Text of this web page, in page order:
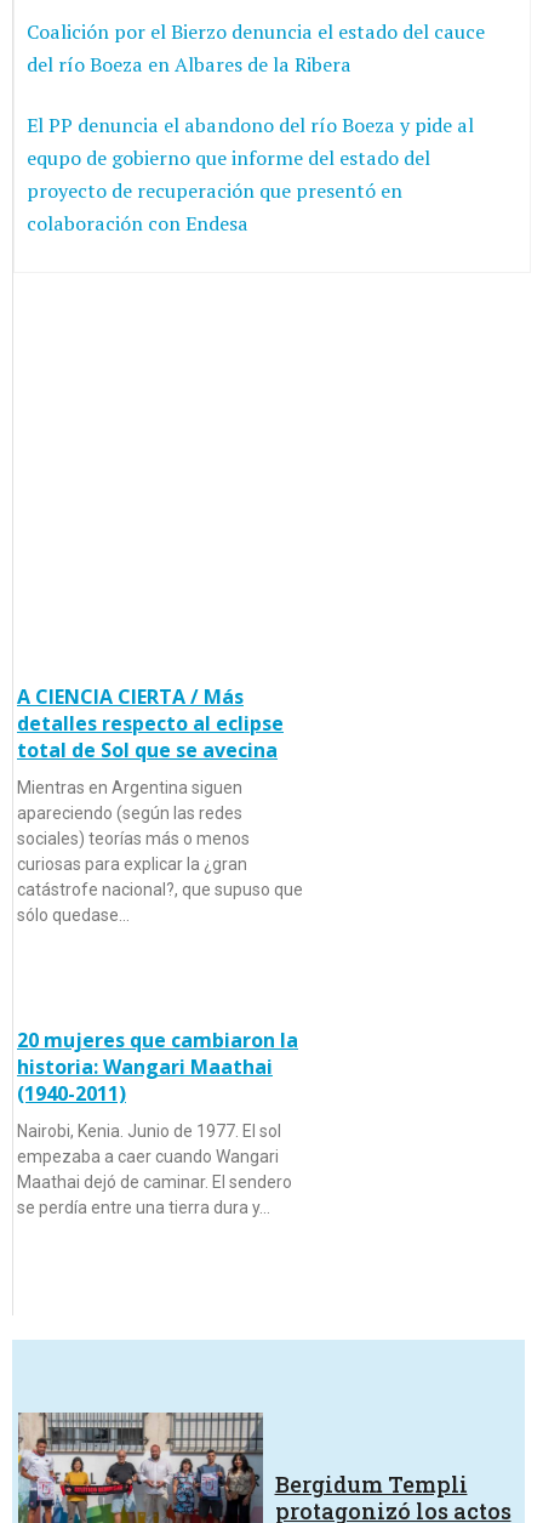
Coalición por el Bierzo denuncia el estado del cauce
del río Boeza en Albares de la Ribera
El PP denuncia el abandono del río Boeza y pide al
equpo de gobierno que informe del estado del
proyecto de recuperación que presentó en
colaboración con Endesa
A CIENCIA CIERTA / Más
detalles respecto al eclipse
total de Sol que se avecina
Mientras en Argentina siguen
apareciendo (según las redes
sociales) teorías más o menos
curiosas para explicar la ¿gran
catástrofe nacional?, que supuso que
sólo quedase…
20 mujeres que cambiaron la
historia: Wangari Maathai
(1940-2011)
Nairobi, Kenia. Junio de 1977. El sol
empezaba a caer cuando Wangari
Maathai dejó de caminar. El sendero
se perdía entre una tierra dura y…
Bergidum Templi
protagonizó los actos